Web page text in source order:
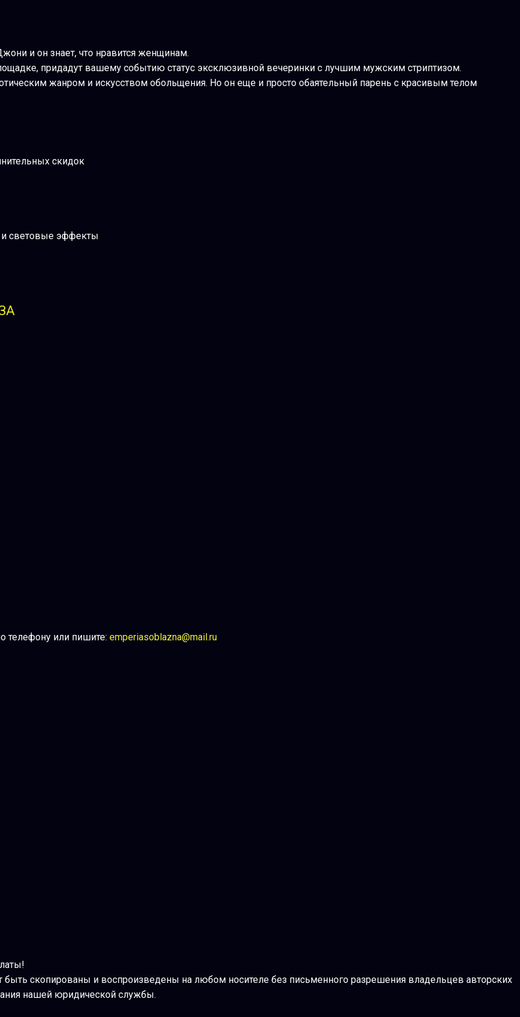
и он знает, что нравится женщинам.
придадут вашему событию статус эксклюзивной вечеринки с лучшим мужским стриптизом.
жанром и искусством обольщения. Но он еще и просто обаятельный парень с красивым телом
скидок
и световые эффекты
телефону или пишите: emperiasoblazna@mail.ru
быть скопированы и воспроизведены на любом носителе без письменного разрешения владельцев авторских
нашей юридической службы.